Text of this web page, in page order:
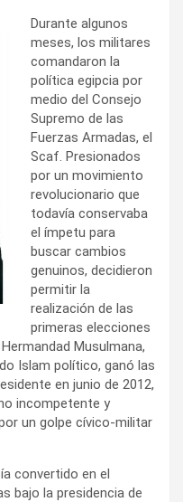
Durante algunos
meses, los militares
comandaron la
política egipcia por
medio del Consejo
Supremo de las
Fuerzas Armadas, el
Scaf. Presionados
por un movimiento
revolucionario que
todavía conservaba
el ímpetu para
buscar cambios
genuinos, decidieron
permitir la
realización de las
primeras elecciones
Musulmana,
Islam político, ganó las
en junio de 2012,
incompetente y
un golpe cívico-militar
convertido en el
bajo la presidencia de